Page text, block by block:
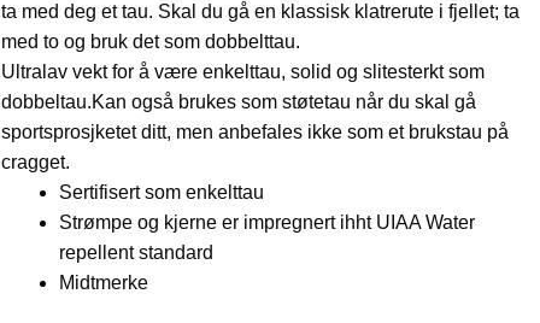
ta med deg et tau. Skal du gå en klassisk klatrerute i fjellet; ta
med to og bruk det som dobbelttau.
Ultralav vekt for å være enkelttau, solid og slitesterkt som
dobbeltau.Kan også brukes som støtetau når du skal gå
sportsprosjketet ditt, men anbefales ikke som et brukstau på
cragget.
Sertifisert som enkelttau
Strømpe og kjerne er impregnert ihht UIAA Water
repellent standard
Midtmerke